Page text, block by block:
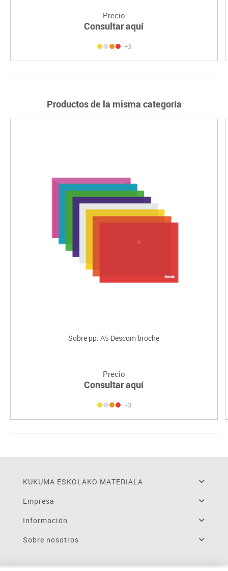
Precio
Consultar aquí
+3
Productos de la misma categoría
Sobre pp. A5 Descom broche
Precio
Consultar aquí
+3
KUKUMA ESKOLAKO MATERIALA
Empresa
Información
Sobre nosotros